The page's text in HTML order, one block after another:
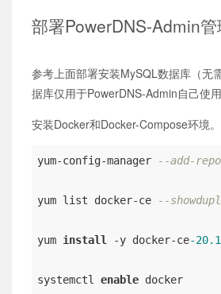
部署PowerDNS-Admin
参考上面部署安装MySQL数据库（无
据库仅用于PowerDNS-Admin自己使用
安装Docker和Docker-Compose环境。
yum-config-manager --add-
yum list docker-ce --
yum install -y docker-ce-
systemctl enable docker